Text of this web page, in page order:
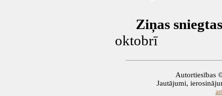
Ziņas
oktobrī
Autortiesības
Jautājumi,